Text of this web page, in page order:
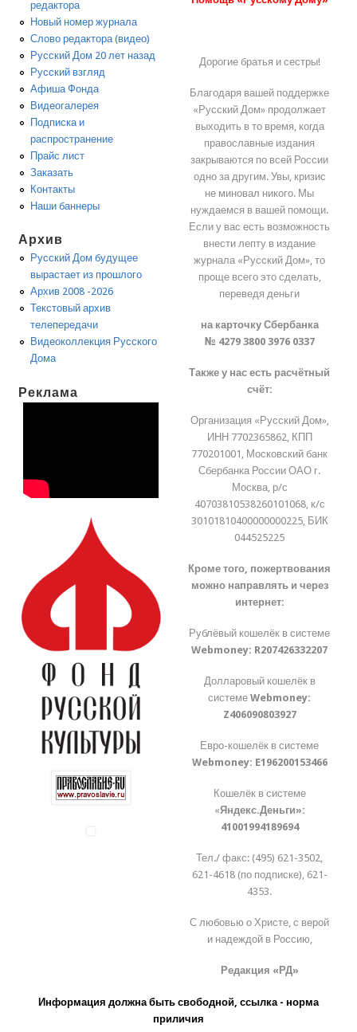
редактора
Новый номер журнала
Слово редактора (видео)
Русский Дом 20 лет назад
Русский взгляд
Афиша Фонда
Видеогалерея
Подписка и
распространение
Прайс лист
Заказать
Контакты
Наши баннеры
Архив
Русский Дом будущее
вырастает из прошлого
Архив 2008 -2026
Текстовый архив
телепередачи
Видеоколлекция Русского
Дома
Реклама
Дорогие братья и сестры!
Благодаря вашей поддержке
«Русский Дом» продолжает
выходить в то время, когда
православные издания
закрываются по всей России
одно за другим. Увы, кризис
не миновал никого. Мы
нуждаемся в вашей помощи.
Если у вас есть возможность
внести лепту в издание
журнала «Русский Дом», то
проще всего это сделать,
переведя деньги
на карточку Сбербанка
№ 4279 3800 3976 0337
Также у нас есть расчётный
счёт:
Организация «Русский Дом»,
ИНН 7702365862, КПП
770201001, Московский банк
Сбербанка России ОАО г.
Москва, р/с
40703810538260101068, к/с
30101810400000000225, БИК
044525225
Кроме того, пожертвования
можно направлять и через
интернет:
Рублёвый кошелёк в системе
Webmoney: R207426332207
Долларовый кошелёк в
системеWebmoney:
Z406090803927
Евро-кошелёк в системе
Webmoney: E196200153466
Кошелёк в системе
«Яндекс.Деньги»:
41001994189694
Тел./ факс: (495) 621-3502,
621-4618 (по подписке), 621-
4353.
С любовью о Христе, с верой
и надеждой в Россию,
Редакция «РД»
Информация должна быть свободной, ссылка - норма
приличия